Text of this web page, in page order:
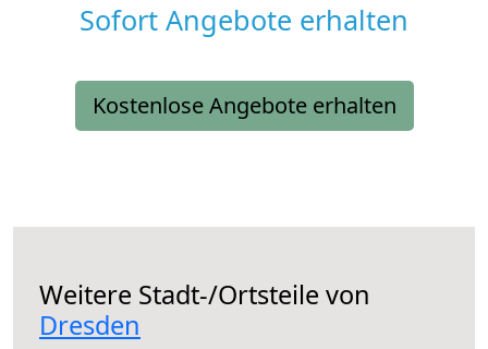
Sofort Angebote erhalten
Kostenlose Angebote erhalten
Weitere Stadt-/Ortsteile von
Dresden